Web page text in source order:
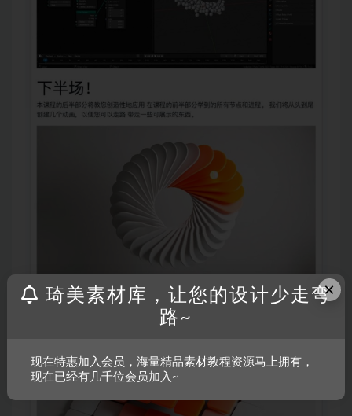
×
琦美素材库，让您的设计少走弯
路~
现在特惠加入会员，海量精品素材教程资源马上拥有，
现在已经有几千位会员加入~